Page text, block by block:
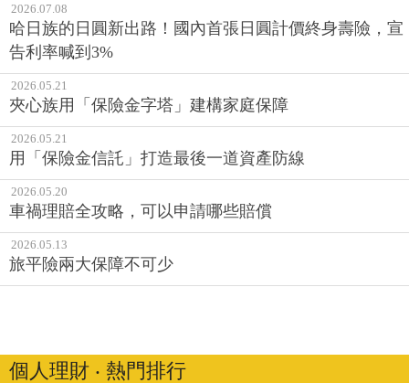
2026.07.08
哈日族的日圓新出路！國內首張日圓計價終身壽險，宣
告利率喊到3%
2026.05.21
夾心族用「保險金字塔」建構家庭保障
2026.05.21
用「保險金信託」打造最後一道資產防線
2026.05.20
車禍理賠全攻略，可以申請哪些賠償
2026.05.13
旅平險兩大保障不可少
個人理財 ‧ 熱門排行